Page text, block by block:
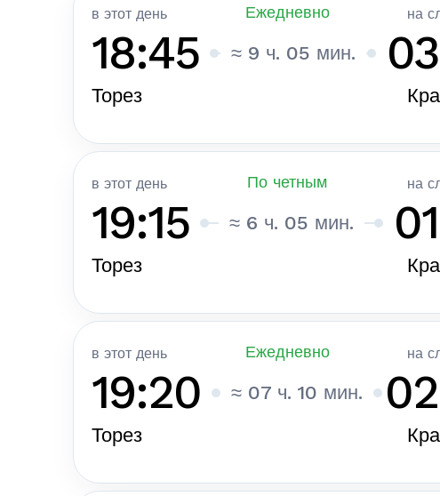
в этот день Ежедневно на
18:45 ≈ 9 ч. 05 мин.
Торез
в этот день По четным на
19:15 ≈ 6 ч. 05 мин.
Торез
в этот день Ежедневно на
19:20 ≈ 07 ч. 10 мин.
Торез